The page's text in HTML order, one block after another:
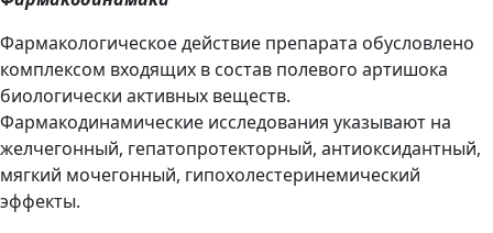
Фармакологическое действие препарата обусловлено
комплексом входящих в состав полевого артишока
биологически активных веществ.
Фармакодинамические исследования указывают на
желчегонный, гепатопротекторный, антиоксидантный,
мягкий мочегонный, гипохолестеринемический
эффекты.